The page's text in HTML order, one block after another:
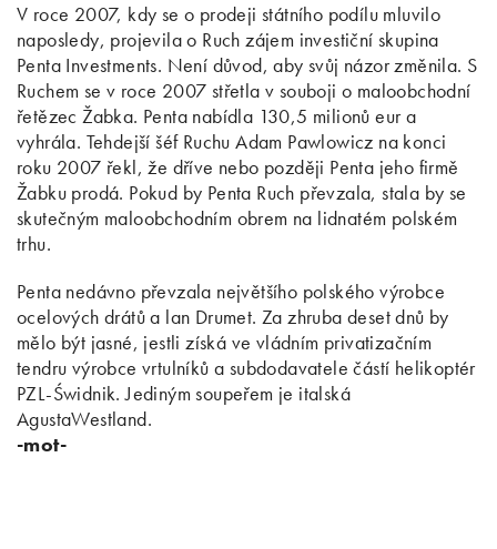
V roce 2007, kdy se o prodeji státního podílu mluvilo
naposledy, projevila o Ruch zájem investiční skupina
Penta Investments. Není důvod, aby svůj názor změnila. S
Ruchem se v roce 2007 střetla v souboji o maloobchodní
řetězec Žabka. Penta nabídla 130,5 milionů eur a
vyhrála. Tehdejší šéf Ruchu Adam Pawlowicz na konci
roku 2007 řekl, že dříve nebo později Penta jeho firmě
Žabku prodá. Pokud by Penta Ruch převzala, stala by se
skutečným maloobchodním obrem na lidnatém polském
trhu.
Penta nedávno převzala největšího polského výrobce
ocelových drátů a lan Drumet. Za zhruba deset dnů by
mělo být jasné, jestli získá ve vládním privatizačním
tendru výrobce vrtulníků a subdodavatele částí helikoptér
PZL-Świdnik. Jediným soupeřem je italská
AgustaWestland.
-mot-